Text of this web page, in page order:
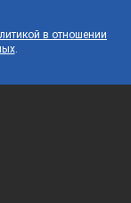
в отношении
.